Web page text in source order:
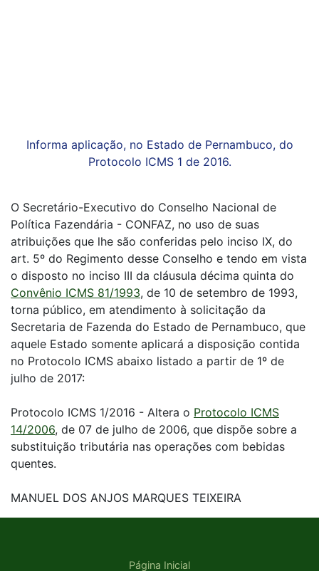
Informa aplicação, no Estado de Pernambuco, do
Protocolo ICMS 1 de 2016.
O Secretário-Executivo do Conselho Nacional de
Política Fazendária - CONFAZ, no uso de suas
atribuições que lhe são conferidas pelo inciso IX, do
art. 5º do Regimento desse Conselho e tendo em vista
o disposto no inciso III da cláusula décima quinta do
Convênio ICMS 81/1993, de 10 de setembro de 1993,
torna público, em atendimento à solicitação da
Secretaria de Fazenda do Estado de Pernambuco, que
aquele Estado somente aplicará a disposição contida
no Protocolo ICMS abaixo listado a partir de 1º de
julho de 2017:
Protocolo ICMS 1/2016 - Altera o Protocolo ICMS
14/2006, de 07 de julho de 2006, que dispõe sobre a
substituição tributária nas operações com bebidas
quentes.
MANUEL DOS ANJOS MARQUES TEIXEIRA
Página Inicial